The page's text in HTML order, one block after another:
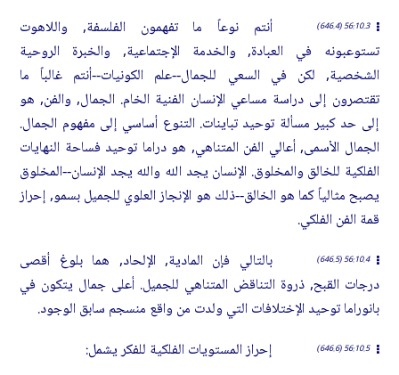
56:10.3 (646.4)
أنتم نوعاً ما تفهمون الفلسفة, واللاهوت
تستوعبونه في العبادة, والخدمة الإجتماعية, والخبرة الروحية
الشخصية, لكن في السعي للجمال--علم الكونيات--أنتم غالباً ما
تقتصرون إلى دراسة مساعي الإنسان الفنية الخام. الجمال, والفن, هو
إلى حد كبير مسألة توحيد تباينات. التنوع أساسي إلى مفهوم الجمال.
الجمال الأسمى, أعالي الفن المتناهي, هو دراما توحيد فساحة النهايات
الفلكية للخالق والمخلوق. الإنسان يجد الله والله يجد الإنسان--المخلوق
يصبح مثالياً كما هو الخالق--ذلك هو الإنجاز العلوي للجميل بسمو, إحراز
قمة الفن الفلكي.
56:10.4 (646.5)
بالتالي فإن المادية, الإلحاد, هما بلوغ أقصى
درجات القبح, ذروة التناقض المتناهي للجميل. أعلى جمال يتكون في
بانوراما توحيد الإختلافات التي ولدت من واقع منسجم سابق الوجود.
56:10.5 (646.6) إحراز المستويات الفلكية للفكر يشمل: